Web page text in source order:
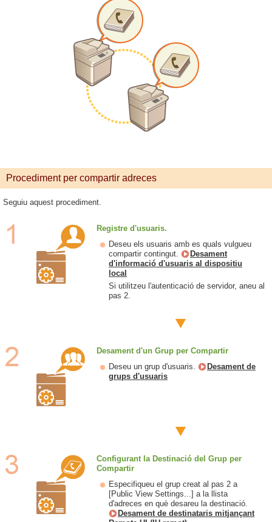
Procediment per compartir adreces
Seguiu aquest procediment.
Registre d'usuaris.
Deseu els usuaris amb es quals vulgueu
compartir contingut.
Desament
d'informació d'usuaris al dispositiu
local
Si utilitzeu l'autenticació de servidor, aneu al
pas 2.
Desament d'un Grup per Compartir
Deseu un grup d'usuaris.
Desament de
grups d'usuaris
Configurant la Destinació del Grup per
Compartir
Especifiqueu el grup creat al pas 2 a
[Public View Settings...] a la llista
d'adreces en què desareu la destinació.
Desament de destinataris mitjançant